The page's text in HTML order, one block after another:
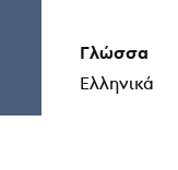
Γλώσσα
Ελληνικά